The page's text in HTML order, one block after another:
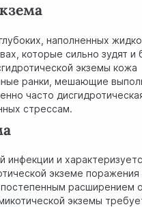
наполненных
которые сильно зудят и
экземы кожа
ранки, мешающие
часто
стрессам.
инфекции и
экземе
расширением
экземы